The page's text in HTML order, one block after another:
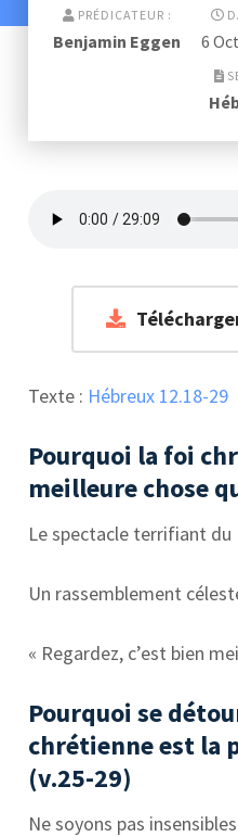
PRÉDICATEUR :
Benjamin Eggen 6
Texte : Hébreux 12.18-29
Pourquoi la foi
meilleure chose
Le spectacle terrifiant du
Un rassemblement
« Regardez, c’est bien
Pourquoi se
chrétienne est la
(v.25-29)
Ne soyons pas